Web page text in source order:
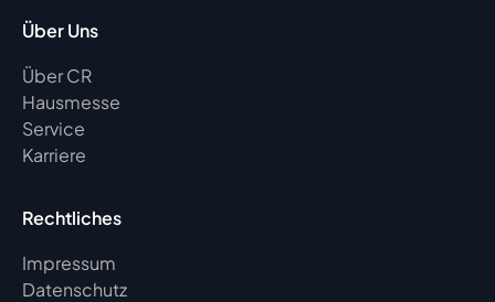
Über Uns
Über CR
Hausmesse
Service
Karriere
Rechtliches
Impressum
Datenschutz